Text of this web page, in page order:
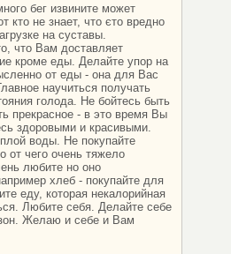
бег извините может
кто не знает, что єто вредно
на суставы.
что Вам доставляет
кроме еды. Делайте упор на
от еды - она для Вас
научиться получать
голода. Не бойтесь быть
прекрасное - в это время Вы
здоровыми и красивыми.
воды. Не покупайте
от чего очень тяжело
любите но оно
хлеб - покупайте для
еду, которая некалорийная
Любите себя. Делайте себе
Желаю и себе и Вам